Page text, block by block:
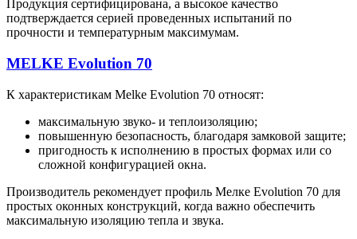
Продукция сертифицирована, а высокое качество
подтверждается серией проведенных испытаний по
прочности и температурным максимумам.
MELKE Evolution 70
К характеристикам Melke Evolution 70 относят:
максимальную звуко- и теплоизоляцию;
повышенную безопасность, благодаря замковой защите;
пригодность к исполнению в простых формах или со
сложной конфигурацией окна.
Производитель рекомендует профиль Мелке Evolution 70 для
простых оконных конструкций, когда важно обеспечить
максимальную изоляцию тепла и звука.